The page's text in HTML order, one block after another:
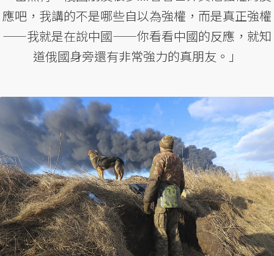
應吧，我講的不是哪些自以為強權，而是真正強權
——我就是在說中國——你看看中國的反應，就知
道俄國身旁還有非常強力的真朋友。」